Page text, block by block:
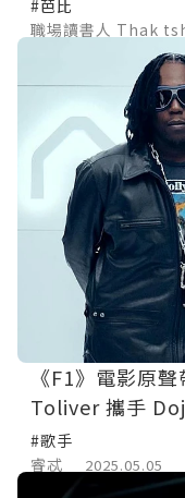
#芭比
職場讀書人 Thak
《F1》電影原
Toliver 攜手
#歌手
睿忒
2025.05.05